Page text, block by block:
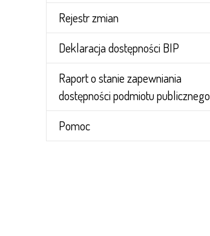
Rejestr zmian
Deklaracja dostępności BIP
Raport o stanie zapewniania
dostępności podmiotu publicznego
Pomoc